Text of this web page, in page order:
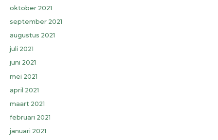
oktober 2021
september 2021
augustus 2021
juli 2021
juni 2021
mei 2021
april 2021
maart 2021
februari 2021
januari 2021